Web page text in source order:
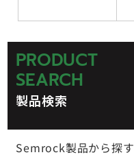
PRODUCT
SEARCH
製品検索
Semrock製品から探す